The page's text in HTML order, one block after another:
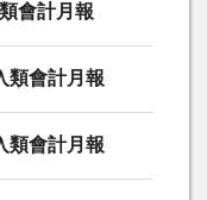
會計月報
類會計月報
類會計月報